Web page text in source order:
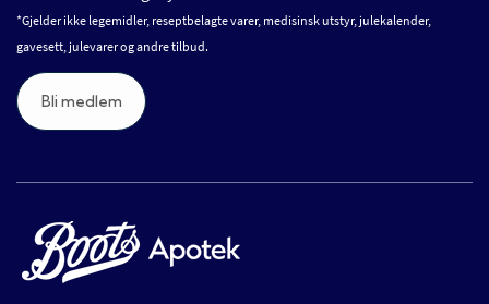
*Gjelder ikke legemidler, reseptbelagte varer, medisinsk utstyr, julekalender,
gavesett, julevarer og andre tilbud.
Bli medlem